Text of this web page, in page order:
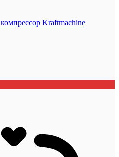
Kraftmaсhine